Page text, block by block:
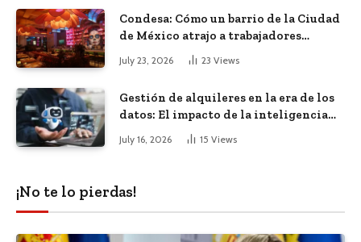
Condesa: Cómo un barrio de la Ciudad
de México atrajo a trabajadores
remotos de todo el mundo
July 23, 2026 23 Views
Gestión de alquileres en la era de los
datos: El impacto de la inteligencia
July 16, 2026 15 Views
¡No te lo pierdas!